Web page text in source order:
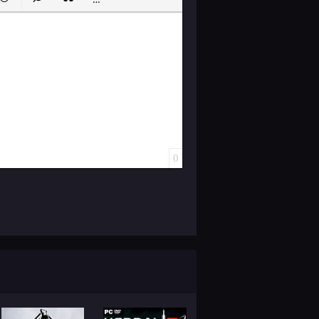
список
ссылкузащищенную ссылку
Вставить смайлик
Вставка скрытого текста
Вставка цитаты
Вставка спойлера
0